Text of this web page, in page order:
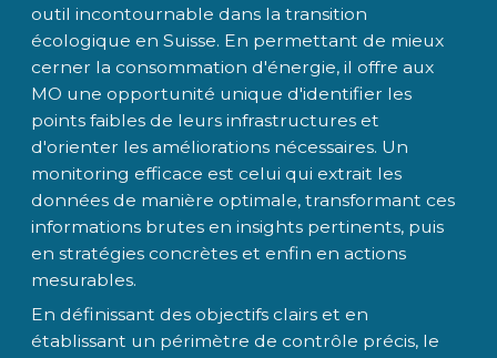
outil incontournable dans la transition
écologique en Suisse. En permettant de mieux
cerner la consommation d'énergie, il offre aux
MO une opportunité unique d'identifier les
points faibles de leurs infrastructures et
d'orienter les améliorations nécessaires. Un
monitoring efficace est celui qui extrait les
données de manière optimale, transformant ces
informations brutes en insights pertinents, puis
en stratégies concrètes et enfin en actions
mesurables.
En définissant des objectifs clairs et en
établissant un périmètre de contrôle précis, le